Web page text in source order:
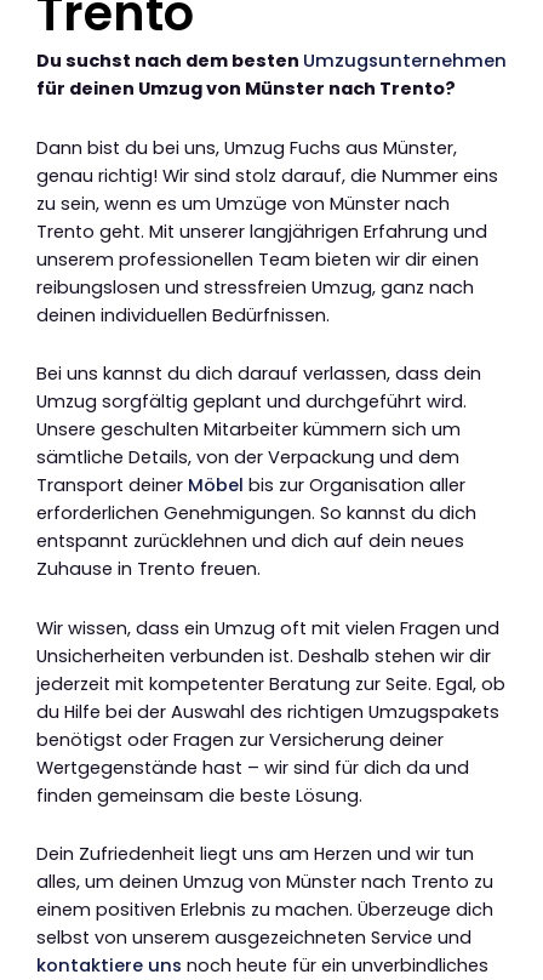
Trento
Du suchst nach dem besten Umzugsunternehmen
für deinen Umzug von Münster nach Trento?
Dann bist du bei uns, Umzug Fuchs aus Münster,
genau richtig! Wir sind stolz darauf, die Nummer eins
zu sein, wenn es um Umzüge von Münster nach
Trento geht. Mit unserer langjährigen Erfahrung und
unserem professionellen Team bieten wir dir einen
reibungslosen und stressfreien Umzug, ganz nach
deinen individuellen Bedürfnissen.
Bei uns kannst du dich darauf verlassen, dass dein
Umzug sorgfältig geplant und durchgeführt wird.
Unsere geschulten Mitarbeiter kümmern sich um
sämtliche Details, von der Verpackung und dem
Transport deiner Möbel bis zur Organisation aller
erforderlichen Genehmigungen. So kannst du dich
entspannt zurücklehnen und dich auf dein neues
Zuhause in Trento freuen.
Wir wissen, dass ein Umzug oft mit vielen Fragen und
Unsicherheiten verbunden ist. Deshalb stehen wir dir
jederzeit mit kompetenter Beratung zur Seite. Egal, ob
du Hilfe bei der Auswahl des richtigen Umzugspakets
benötigst oder Fragen zur Versicherung deiner
Wertgegenstände hast – wir sind für dich da und
finden gemeinsam die beste Lösung.
Dein Zufriedenheit liegt uns am Herzen und wir tun
alles, um deinen Umzug von Münster nach Trento zu
einem positiven Erlebnis zu machen. Überzeuge dich
selbst von unserem ausgezeichneten Service und
kontaktiere uns noch heute für ein unverbindliches